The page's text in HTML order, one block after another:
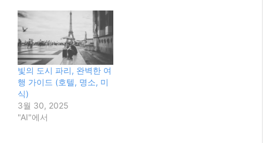
빛의 도시 파리, 완벽한 여
행 가이드 (호텔, 명소, 미
식)
3월 30, 2025
"AI"에서